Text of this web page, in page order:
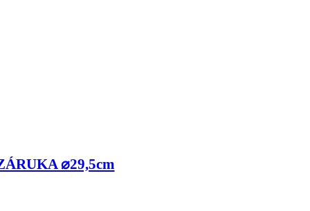
⌀29,5cm